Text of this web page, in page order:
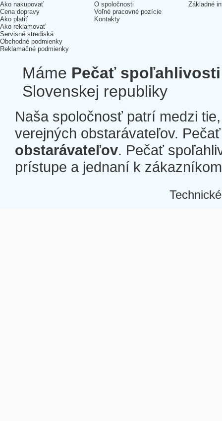
Ako nakupovať
Cena dopravy
Ako platiť
Ako reklamovať
Servisné strediská
Obchodné podmienky
Reklamačné podmienky
O spoločnosti
Voľné pracovné pozície
Kontakty
Základné
Máme Pečať spoľahlivosti
Slovenskej republiky
Naša spoločnosť patrí medzi
verejných obstarávateľov.
obstarávateľov. Pečať
prístupe a jednaní k